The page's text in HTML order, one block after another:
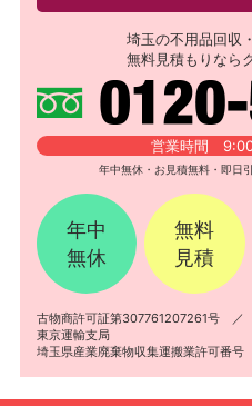
埼玉の不用品回収
無料見積もりなら
営業時間
年中無休・お見積無料・即日
年中
無休
無料
見積
古物商許可証第307761207261号
東京運輸支局
埼玉県産業廃棄物収集運搬業許可番